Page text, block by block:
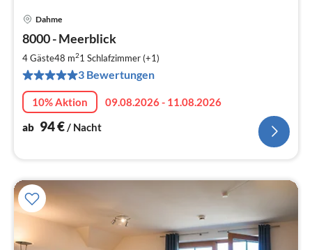
Dahme
8000 - Meerblick
4 Gäste48 m21 Schlafzimmer (+1)
3 Bewertungen
10% Aktion
09.08.2026 - 11.08.2026
ab 94€ / Nacht